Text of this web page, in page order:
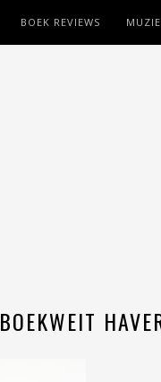
BOEK REVIEWS
BOEKWEIT